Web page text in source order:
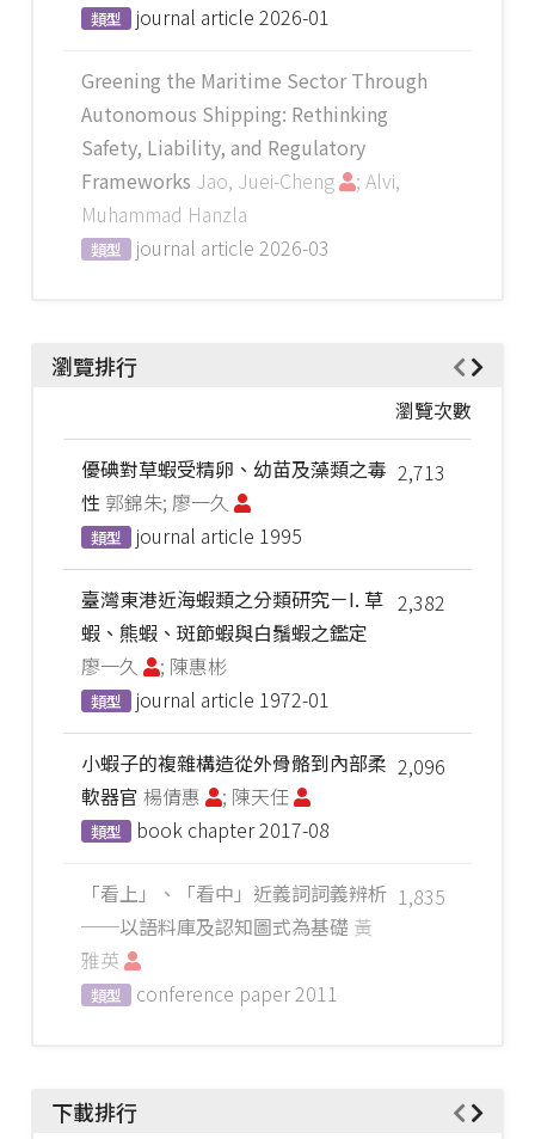
類型 journal article 2026-01
Greening the Maritime Sector Through
Autonomous Shipping: Rethinking
Safety, Liability, and Regulatory
Frameworks Jao, Juei-Cheng
; Alvi,
Muhammad Hanzla
類型 journal article 2026-03
瀏覽排行
瀏覽次數
2,713
優碘對草蝦受精卵、幼苗及藻類之毒
性 郭錦朱; 廖一久
類型 journal article 1995
2,382
臺灣東港近海蝦類之分類研究－I. 草
蝦、熊蝦、斑節蝦與白鬚蝦之鑑定
廖一久
; 陳惠彬
類型 journal article 1972-01
2,096
小蝦子的複雜構造從外骨骼到內部柔
軟器官 楊倩惠 ; 陳天任
類型 book chapter2017-08
1,835
「看上」、「看中」近義詞詞義辨析
──以語料庫及認知圖式為基礎 黃
雅英
類型 conference paper2011
下載排行